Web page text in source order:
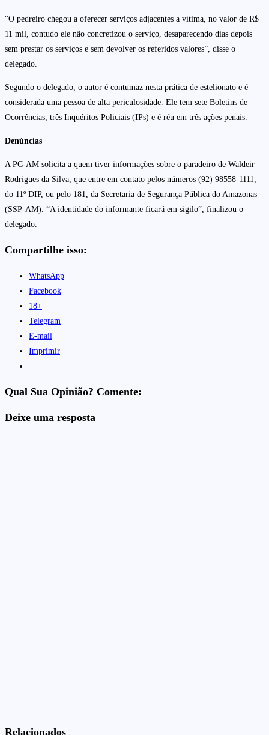
“O pedreiro chegou a oferecer serviços adjacentes a vítima, no valor de R$
11 mil, contudo ele não concretizou o serviço, desaparecendo dias depois
sem prestar os serviços e sem devolver os referidos valores”, disse o
delegado.
Segundo o delegado, o autor é contumaz nesta prática de estelionato e é
considerada uma pessoa de alta periculosidade. Ele tem sete Boletins de
Ocorrências, três Inquéritos Policiais (IPs) e é réu em três ações penais.
Denúncias
A PC-AM solicita a quem tiver informações sobre o paradeiro de Waldeir
Rodrigues da Silva, que entre em contato pelos números (92) 98558-1111,
do 11º DIP, ou pelo 181, da Secretaria de Segurança Pública do Amazonas
(SSP-AM). “A identidade do informante ficará em sigilo”, finalizou o
delegado.
Compartilhe isso:
WhatsApp
Facebook
18+
Telegram
E-mail
Imprimir
Qual Sua Opinião? Comente:
Deixe uma resposta
Relacionados